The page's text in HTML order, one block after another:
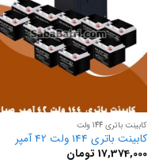
کابینت باتری 144 ولت
کابینت باتری 144 ولت 42 آمپر
17,374,000 تومان